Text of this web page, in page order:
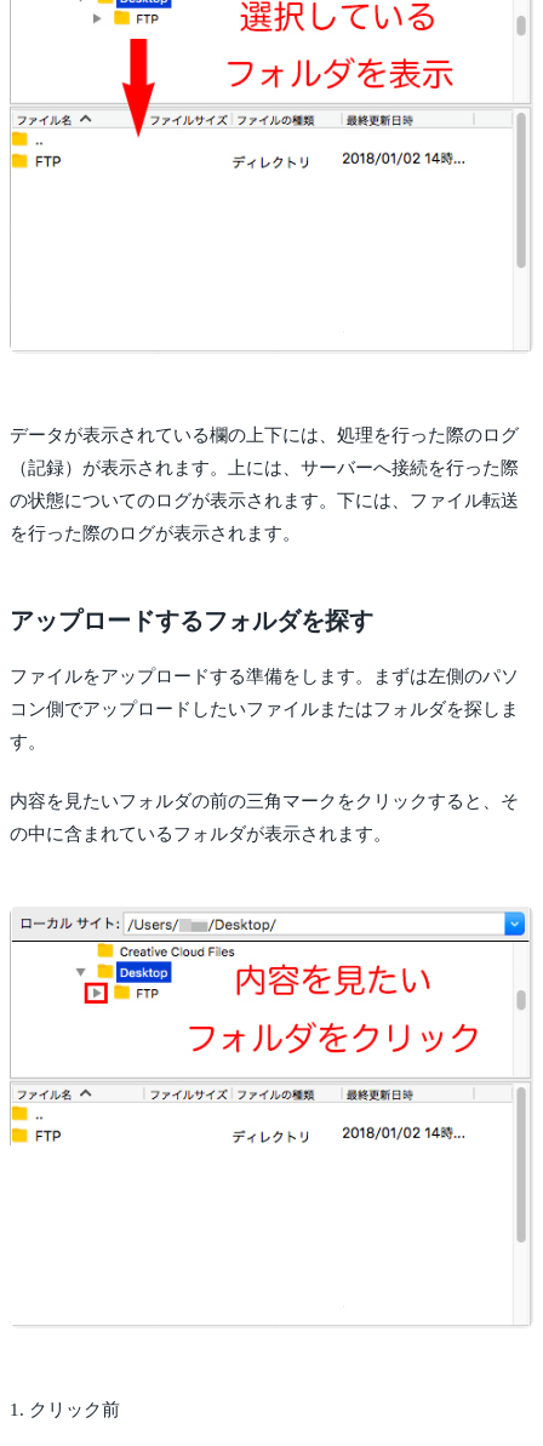
データが表示されている欄の上下には、処理を行った際のログ
（記録）が表示されます。上には、サーバーへ接続を行った際
の状態についてのログが表示されます。下には、ファイル転送
を行った際のログが表示されます。
アップロードするフォルダを探す
ファイルをアップロードする準備をします。まずは左側のパソ
コン側でアップロードしたいファイルまたはフォルダを探しま
す。
内容を見たいフォルダの前の三角マークをクリックすると、そ
の中に含まれているフォルダが表示されます。
1. クリック前